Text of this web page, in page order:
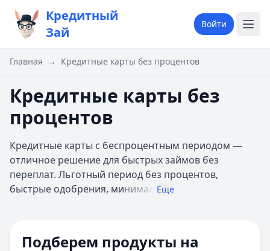
Кредитный
Зай
Войти
Главная → Кредитные карты без процентов
Кредитные карты без
процентов
Кредитные карты с беспроцентным периодом —
отличное решение для быстрых займов без
переплат. Льготный период без процентов,
быстрые одобрения, минимал Еще
Бонусы и программы лояльности
Подберем продукты на